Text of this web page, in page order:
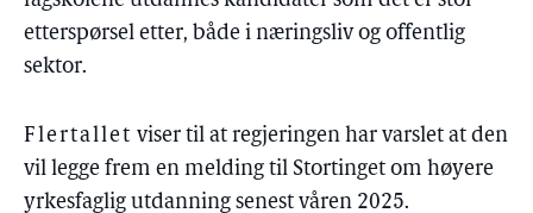
etterspørsel etter, både i næringsliv og offentlig
sektor.
Flertallet viser til at regjeringen har varslet at den
vil legge frem en melding til Stortinget om høyere
yrkesfaglig utdanning senest våren 2025.